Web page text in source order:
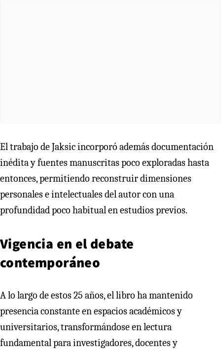
El trabajo de Jaksic incorporó además documentación
inédita y fuentes manuscritas poco exploradas hasta
entonces, permitiendo reconstruir dimensiones
personales e intelectuales del autor con una
profundidad poco habitual en estudios previos.
Vigencia en el debate
contemporáneo
A lo largo de estos 25 años, el libro ha mantenido
presencia constante en espacios académicos y
universitarios, transformándose en lectura
fundamental para investigadores, docentes y